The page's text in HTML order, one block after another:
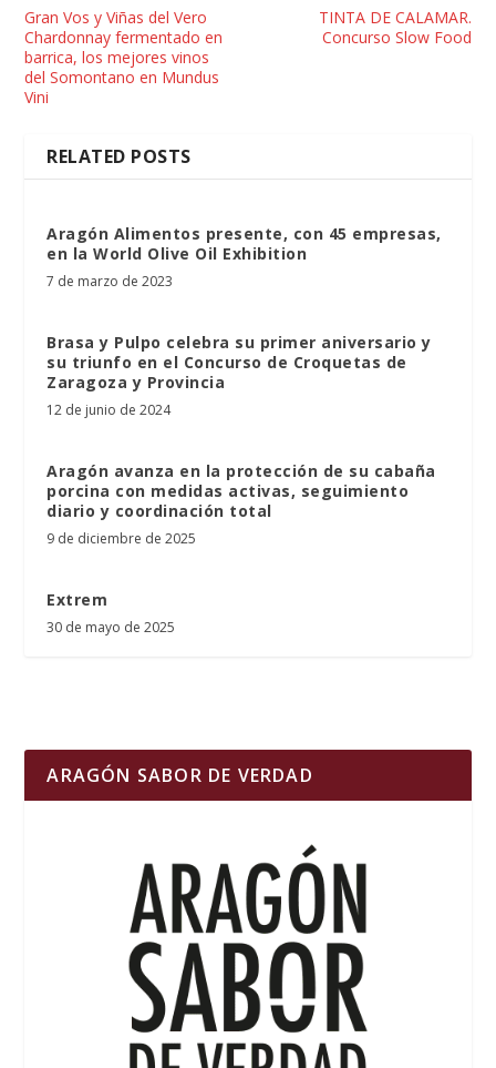
Gran Vos y Viñas del Vero
Chardonnay fermentado en
barrica, los mejores vinos
del Somontano en Mundus
Vini
TINTA DE CALAMAR.
Concurso Slow Food
RELATED POSTS
Aragón Alimentos presente, con 45 empresas,
en la World Olive Oil Exhibition
7 de marzo de 2023
Brasa y Pulpo celebra su primer aniversario y
su triunfo en el Concurso de Croquetas de
Zaragoza y Provincia
12 de junio de 2024
Aragón avanza en la protección de su cabaña
porcina con medidas activas, seguimiento
diario y coordinación total
9 de diciembre de 2025
Extrem
30 de mayo de 2025
ARAGÓN SABOR DE VERDAD